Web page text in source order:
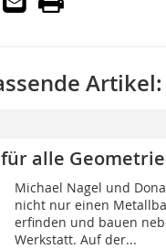
Artikel:
alle
Michael Nagel und
nicht nur einen
erfinden und bauen
Werkstatt. Auf der...